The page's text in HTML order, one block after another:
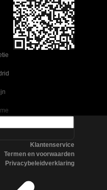
Klantenservice
Termen en voorwaarden
Privacybeleidverklaring